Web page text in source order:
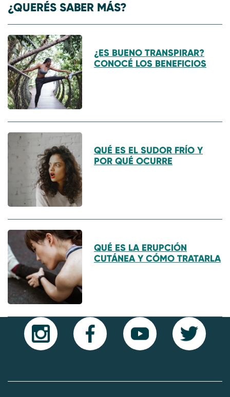
¿QUERÉS SABER MÁS?
¿ES BUENO TRANSPIRAR?
CONOCÉ LOS BENEFICIOS
QUÉ ES EL SUDOR FRÍO Y
POR QUÉ OCURRE
QUÉ ES LA ERUPCIÓN
CUTÁNEA Y CÓMO TRATARLA